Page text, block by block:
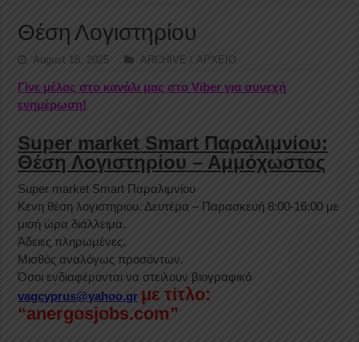
Θέση Λογιστηρίου
August 18, 2025 ARCHIVE / ΑΡΧΕΙΟ
Γίνε μέλος στο κανάλι μας στο Viber για συνεχή
ενημέρωση!
Super market Smart Παραλιμνίου:
Θέση Λογιστηρίου – Αμμόχωστος
Super market Smart Παραλιμνίου
Κενη θέση λογιστηριου. Δευτέρα – Παρασκευή 8:00-16:00 με
μισή ώρα διάλλειμα.
Άδειες πληρωμένες.
Μισθός αναλόγως προσόντων.
Όσοι ενδιαφέρονται να στειλουν βιογραφικό
vagcyprus@yahoo.gr με τίτλο:
“anergosjobs.com”